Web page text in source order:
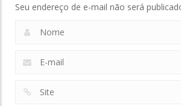
Seu endereço de e-mail não será